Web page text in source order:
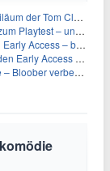
Ghost Recon-Reihe
erscheint schon bald!
– bald gehts los!
heute im feudalen Japan
Grafik und Performance